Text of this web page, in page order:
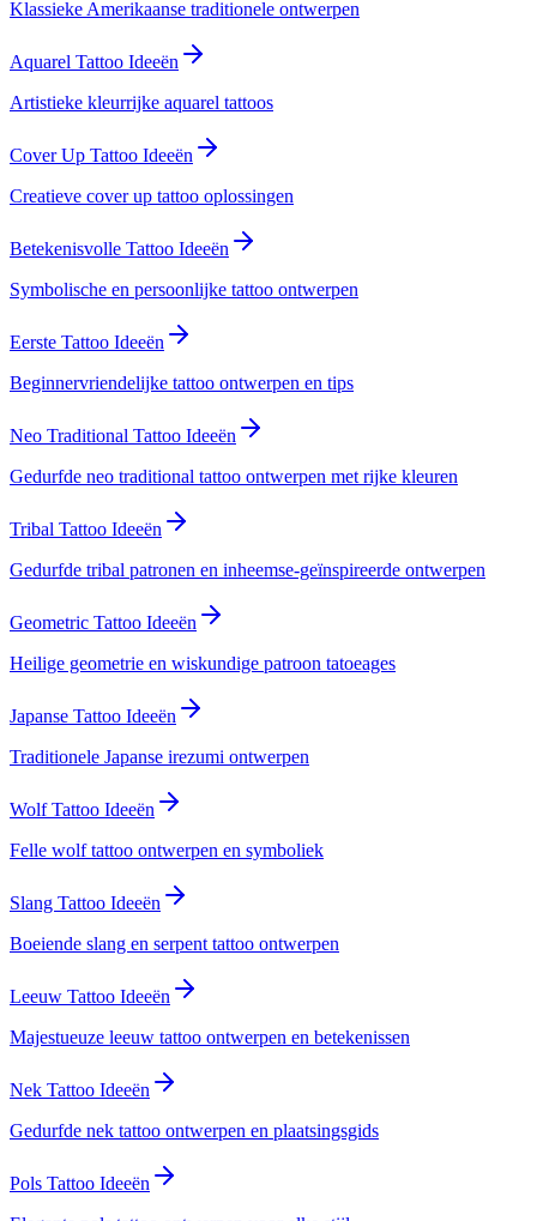
Klassieke Amerikaanse traditionele ontwerpen
Aquarel Tattoo Ideeën
Artistieke kleurrijke aquarel tattoos
Cover Up Tattoo Ideeën
Creatieve cover up tattoo oplossingen
Betekenisvolle Tattoo Ideeën
Symbolische en persoonlijke tattoo ontwerpen
Eerste Tattoo Ideeën
Beginnervriendelijke tattoo ontwerpen en tips
Neo Traditional Tattoo Ideeën
Gedurfde neo traditional tattoo ontwerpen met rijke kleuren
Tribal Tattoo Ideeën
Gedurfde tribal patronen en inheemse-geïnspireerde ontwerpen
Geometric Tattoo Ideeën
Heilige geometrie en wiskundige patroon tatoeages
Japanse Tattoo Ideeën
Traditionele Japanse irezumi ontwerpen
Wolf Tattoo Ideeën
Felle wolf tattoo ontwerpen en symboliek
Slang Tattoo Ideeën
Boeiende slang en serpent tattoo ontwerpen
Leeuw Tattoo Ideeën
Majestueuze leeuw tattoo ontwerpen en betekenissen
Nek Tattoo Ideeën
Gedurfde nek tattoo ontwerpen en plaatsingsgids
Pols Tattoo Ideeën